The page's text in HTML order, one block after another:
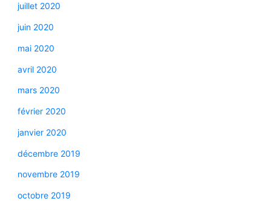
juillet 2020
juin 2020
mai 2020
avril 2020
mars 2020
février 2020
janvier 2020
décembre 2019
novembre 2019
octobre 2019